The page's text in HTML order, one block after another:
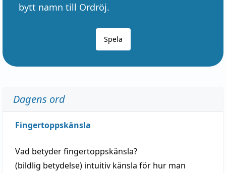
bytt namn till Ordröj.
Spela
Dagens ord
Fingertoppskänsla
Vad betyderfingertoppskänsla?
(bildlig betydelse) intuitiv känsla för hur man